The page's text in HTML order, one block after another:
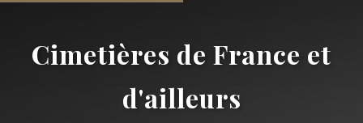
Cimetières de France et
d'ailleurs